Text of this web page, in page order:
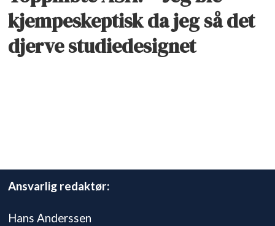
kjempeskeptisk da jeg så det
djerve studiedesignet
Ansvarlig redaktør:
Hans Anderssen